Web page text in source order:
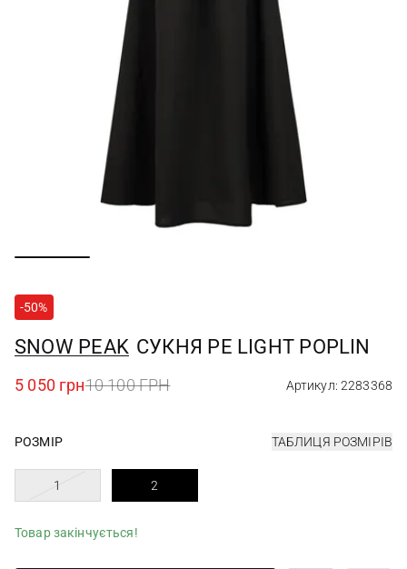
-50%
SNOW PEAK СУКНЯ PE LIGHT POPLIN
5 050 грн10 100 ГРН Артикул: 2283368
РОЗМІР ТАБЛИЦЯ РОЗМІРІВ
1 2
Товар закінчується!